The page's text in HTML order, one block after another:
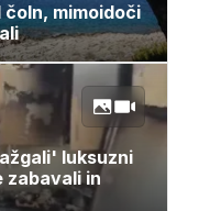
mimoidoči
luksuzni
zabavali in